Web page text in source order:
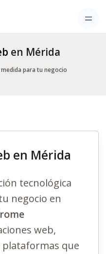
en Mérida
para tu negocio
en Mérida
tecnológica
negocio en
web,
plataformas que